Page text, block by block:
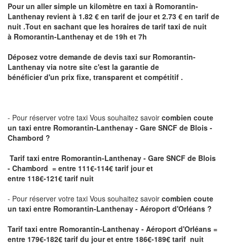
Pour un aller simple un kilomètre en taxi à Romorantin-
Lanthenay revient à 1.82 € en tarif de jour et 2.73 € en tarif de
nuit .Tout en sachant que les horaires de tarif taxi de nuit
à Romorantin-Lanthenay et de 19h et 7h
Déposez votre demande de devis taxi sur Romorantin-
Lanthenay via notre site c'est la garantie de
bénéficier d'un prix fixe, transparent et compétitif .
- Pour réserver votre taxi Vous souhaitez savoir combien coute
un taxi entre Romorantin-Lanthenay - Gare SNCF de Blois -
Chambord ?
Tarif taxi entre Romorantin-Lanthenay - Gare SNCF de Blois
- Chambord = entre 111€-114€ tarif jour et
entre 118€-121€ tarif nuit
- Pour réserver votre taxi Vous souhaitez savoir combien coute
un taxi entre Romorantin-Lanthenay - Aéroport d'Orléans ?
Tarif taxi entre Romorantin-Lanthenay - Aéroport d'Orléans =
entre 179€-182€ tarif du jour et entre 186€-189€ tarif nuit